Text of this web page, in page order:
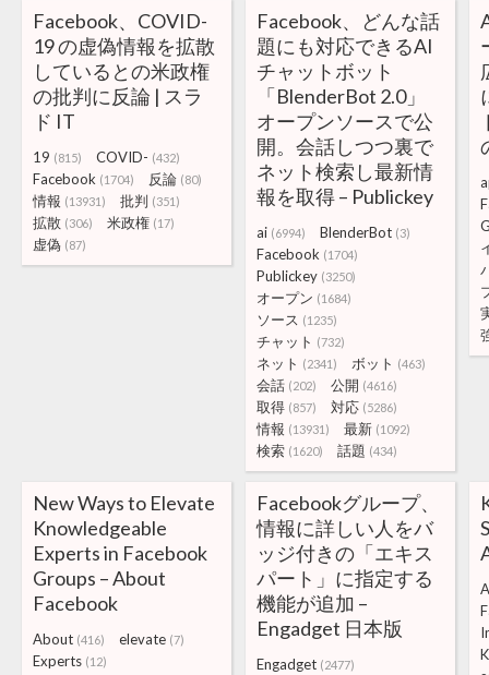
Facebook、COVID-
19 の虚偽情報を拡散
しているとの米政権
の批判に反論 | スラ
ド IT
19 (815) COVID- (432)
Facebook (1704) 反論 (80)
情報 (13931) 批判 (351)
拡散 (306) 米政権 (17)
虚偽 (87)
Facebook、どんな話
題にも対応できるAI
チャットボット
「BlenderBot 2.0」
オープンソースで公
開。会話しつつ裏で
ネット検索し最新情
報を取得 – Publickey
ai (6994) BlenderBot (3)
Facebook (1704)
Publickey (3250)
オープン (1684)
ソース (1235)
チャット (732)
ネット (2341) ボット (463)
会話 (202) 公開 (4616)
取得 (857) 対応 (5286)
情報 (13931) 最新 (1092)
検索 (1620) 話題 (434)
New Ways to Elevate
Knowledgeable
Experts in Facebook
Groups – About
Facebook
About (416) elevate (7)
Experts (12)
Facebookグループ、
情報に詳しい人をバ
ッジ付きの「エキス
パート」に指定する
機能が追加 –
Engadget 日本版
Engadget (2477)